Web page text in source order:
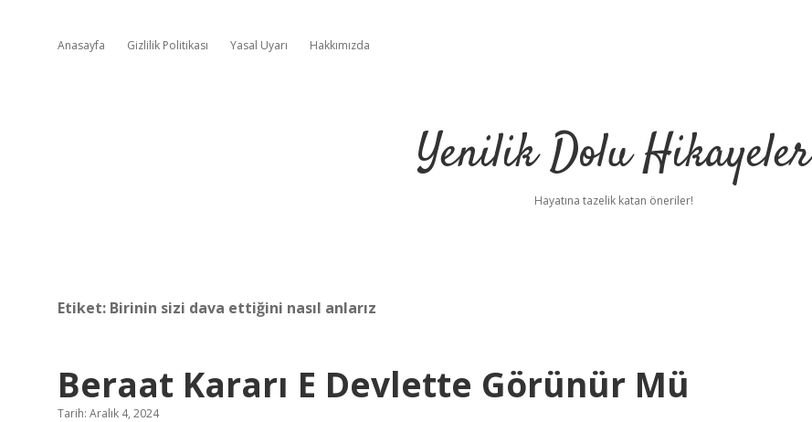
Anasayfa Gizlilik Politikası Yasal Uyarı Hakkımızda
Yenilik Dolu Hikayeler
Hayatına tazelik katan öneriler!
Etiket: Birinin sizi dava ettiğini nasıl anlarız
Beraat Kararı E Devlette Görünür Mü
Tarih: Aralık 4, 2024